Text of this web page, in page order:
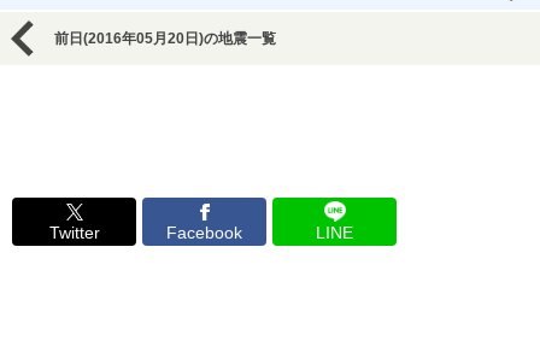
前日(2016年05月20日)の地震一覧
Twitter Facebook LINE